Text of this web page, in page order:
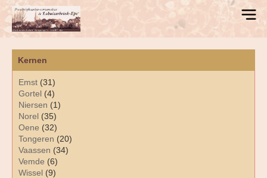
Kernen
Emst (31)
Gortel (4)
Niersen (1)
Norel (35)
Oene (32)
Tongeren (20)
Vaassen (34)
Vemde (6)
Wissel (9)